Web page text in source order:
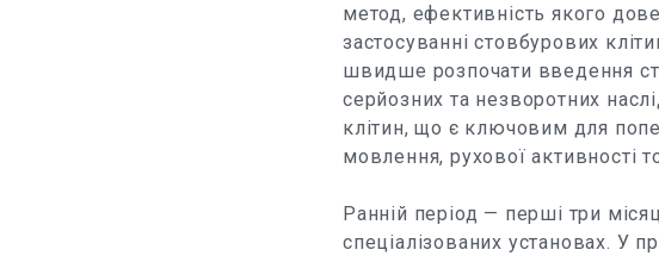
метод, ефективність якого
застосуванні стовбурових
швидше розпочати введення
серйозних та незворотних
клітин, що є ключовим для
мовлення, рухової активності
Ранній період — перші три
спеціалізованих установах. У